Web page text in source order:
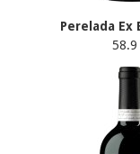
Perelada Ex
58.9